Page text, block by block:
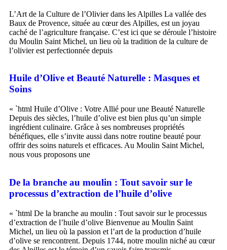
L’Art de la Culture de l’Olivier dans les Alpilles La vallée des
Baux de Provence, située au cœur des Alpilles, est un joyau
caché de l’agriculture française. C’est ici que se déroule l’histoire
du Moulin Saint Michel, un lieu où la tradition de la culture de
l’olivier est perfectionnée depuis
Huile d’Olive et Beauté Naturelle : Masques et
Soins
« `html Huile d’Olive : Votre Allié pour une Beauté Naturelle
Depuis des siècles, l’huile d’olive est bien plus qu’un simple
ingrédient culinaire. Grâce à ses nombreuses propriétés
bénéfiques, elle s’invite aussi dans notre routine beauté pour
offrir des soins naturels et efficaces. Au Moulin Saint Michel,
nous vous proposons une
De la branche au moulin : Tout savoir sur le
processus d’extraction de l’huile d’olive
« `html De la branche au moulin : Tout savoir sur le processus
d’extraction de l’huile d’olive Bienvenue au Moulin Saint
Michel, un lieu où la passion et l’art de la production d’huile
d’olive se rencontrent. Depuis 1744, notre moulin niché au cœur